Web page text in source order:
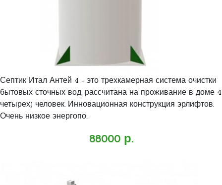
Септик Итал Антей 4 - это трехкамерная система очистки
бытовых сточных вод, рассчитана на проживание в доме 4
четырех) человек. Инновационная конструкция эрлифтов.
Очень низкое энергопо..
88000 р.